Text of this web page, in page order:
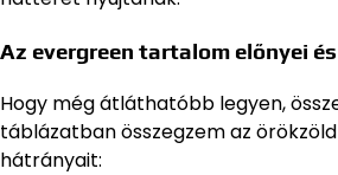
Az evergreen tartalom előnyei
Hogy még átláthatóbb legyen,
táblázatban összegzem az
hátrányait: